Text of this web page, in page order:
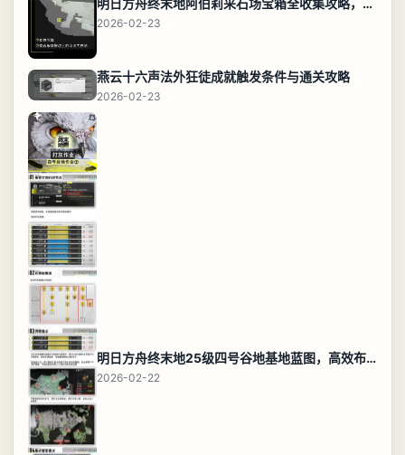
明日方舟终末地阿伯莉采石场宝箱全收集攻略，全点位分布图与路线
2026-02-23
燕云十六声法外狂徒成就触发条件与通关攻略
2026-02-23
明日方舟终末地25级四号谷地基地蓝图，高效布局规划
2026-02-22